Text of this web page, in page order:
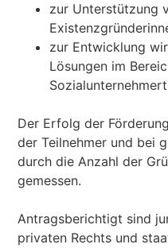
zur Unterstützung
zur Entwicklung
Lösungen im
Der Erfolg der
der Teilnehmer und bei
durch die Anzahl der
gemessen.
Antragsberichtigt sind
privaten Rechts und